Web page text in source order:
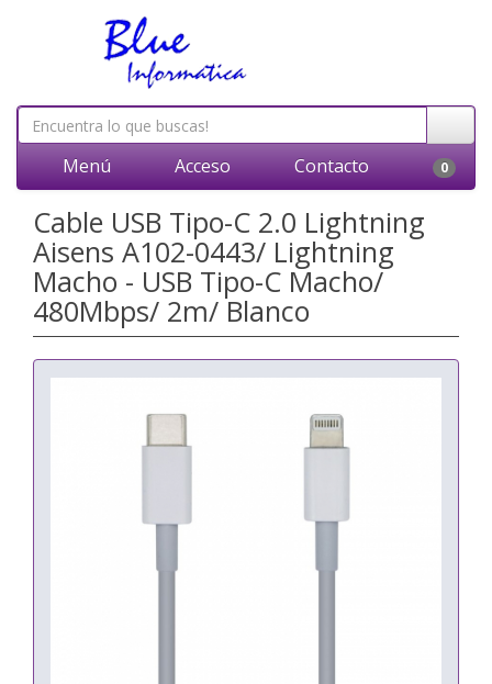
Menú Acceso Contacto 0
Cable USB Tipo-C 2.0 Lightning
Aisens A102-0443/ Lightning
Macho - USB Tipo-C Macho/
480Mbps/ 2m/ Blanco